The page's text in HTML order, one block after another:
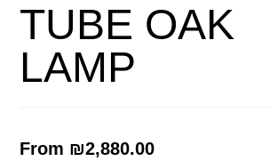
TUBE OAK
LAMP
From ₪2,880.00